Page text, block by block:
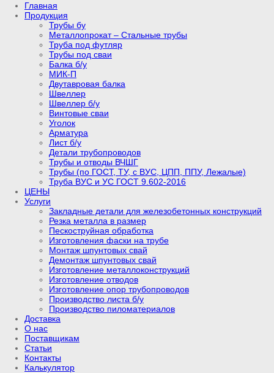
Главная
Продукция
Трубы бу
Металлопрокат – Стальные трубы
Труба под футляр
Трубы под сваи
Балка б/у
МИК-П
Двутавровая балка
Швеллер
Швеллер б/у
Винтовые сваи
Уголок
Арматура
Лист б/у
Детали трубопроводов
Трубы и отводы ВЧШГ
Трубы (по ГОСТ, ТУ, с ВУС, ЦПП, ППУ, Лежалые)
Труба ВУС и УС ГОСТ 9.602-2016
ЦЕНЫ
Услуги
Закладные детали для железобетонных конструкций
Резка металла в размер
Пескоструйная обработка
Изготовления фаски на трубе
Монтаж шпунтовых свай
Демонтаж шпунтовых свай
Изготовление металлоконструкций
Изготовление отводов
Изготовление опор трубопроводов
Производство листа б/у
Производство пиломатериалов
Доставка
О нас
Поставщикам
Статьи
Контакты
Калькулятор